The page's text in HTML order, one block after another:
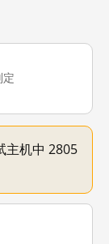
定
主机中 2805